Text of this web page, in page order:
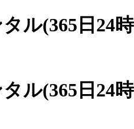
ル(365日24時
ル(365日24